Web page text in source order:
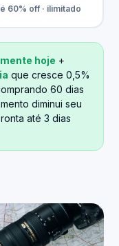
60% off · ilimitado
hoje +
que cresce 0,5%
60 dias
diminui seu
até 3 dias